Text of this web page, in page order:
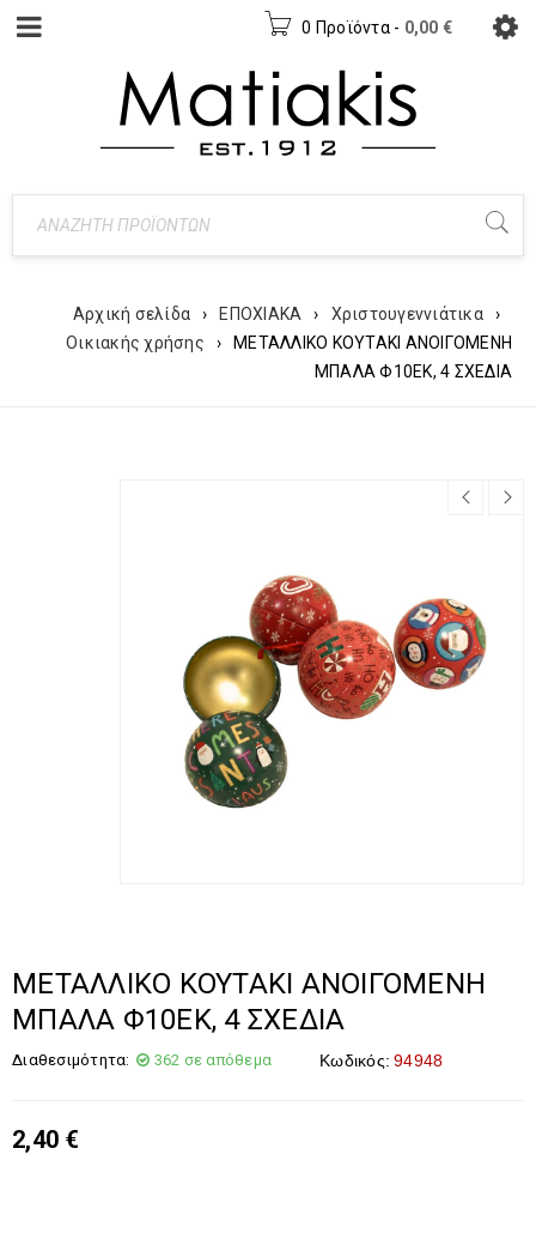
0 Προϊόντα - 0,00 €
Αρχική σελίδα › ΕΠΟΧΙΑΚΑ › Χριστουγεννιάτικα
›
Οικιακής χρήσης
›
ΜΕΤΑΛΛΙΚΟ ΚΟΥΤΑΚΙ ΑΝΟΙΓΟΜΕΝΗ
ΜΠΑΛΑ Φ10ΕΚ, 4 ΣΧΕΔΙΑ
ΜΕΤΑΛΛΙΚΟ ΚΟΥΤΑΚΙ ΑΝΟΙΓΟΜΕΝΗ
ΜΠΑΛΑ Φ10ΕΚ, 4 ΣΧΕΔΙΑ
Διαθεσιμότητα: 362 σε απόθεμα Κωδικός: 94948
2,40 €